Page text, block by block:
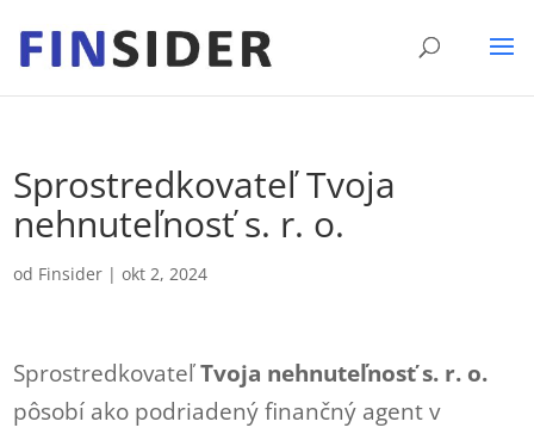
Sprostredkovateľ Tvoja
nehnuteľnosť s. r. o.
od Finsider |okt 2, 2024
SprostredkovateľTvoja nehnuteľnosť s. r. o.
pôsobí ako podriadený finančný agent v